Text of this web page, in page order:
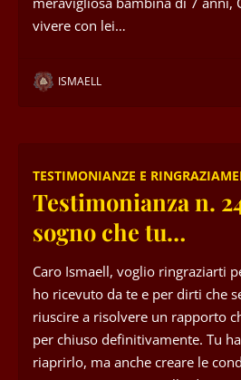
vivere con lei…
ISMAELL
TESTIMONIANZE E
Testimonianza n.
sogno che tu…
Caro Ismaell, voglio ringraziarti
ho ricevuto da te e per dirti che
riuscire a risolvere un rapporto
per chiuso definitivamente. Tu
riaprirlo, ma anche creare le